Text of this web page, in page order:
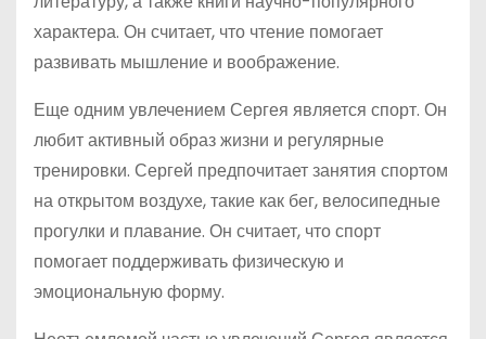
характера. Он считает, что чтение помогает
развивать мышление и воображение.
Еще одним увлечением Сергея является спорт. Он
любит активный образ жизни и регулярные
тренировки. Сергей предпочитает занятия спортом
на открытом воздухе, такие как бег, велосипедные
прогулки и плавание. Он считает, что спорт
помогает поддерживать физическую и
эмоциональную форму.